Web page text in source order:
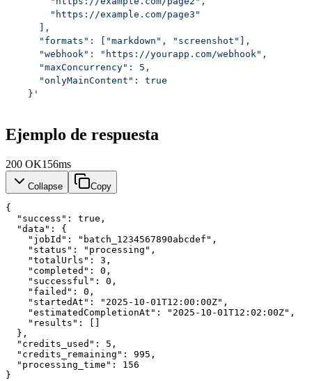
      "https://example.com/page3"
    ],
    "formats": ["markdown", "screenshot"],
    "webhook": "https://yourapp.com/webhook",
    "maxConcurrency": 5,
    "onlyMainContent": true
  }'
Ejemplo de respuesta
200 OK156ms
Collapse Copy
{
"success" : true ,
"data" : {
"jobId" : "batch_1234567890abcdef" ,
"status" : "processing" ,
"totalUrls" : 3 ,
"completed" : 0 ,
"successful" : 0 ,
"failed" : 0 ,
"startedAt" : "2025-10-01T12:00:00Z" ,
"estimatedCompletionAt" : "2025-10-01T12:02:00Z" ,
"results" : []
  },
"credits_used" : 5 ,
"credits_remaining" : 995 ,
"processing_time" : 156
}